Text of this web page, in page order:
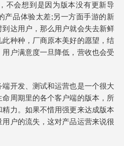
不会想到是因为版本没有更新导
产品体验太差;另一方面手游的新
达用户，那么用户就会失去新鲜
种种，厂商原本美好的愿望，结
户满意度一旦降低，营收也会受
开发、测试和运营也是一个很大
周期里的各个客户端的版本，所
力。如果不惜用强更来达成版本
户的流失，这对产品运营来说很